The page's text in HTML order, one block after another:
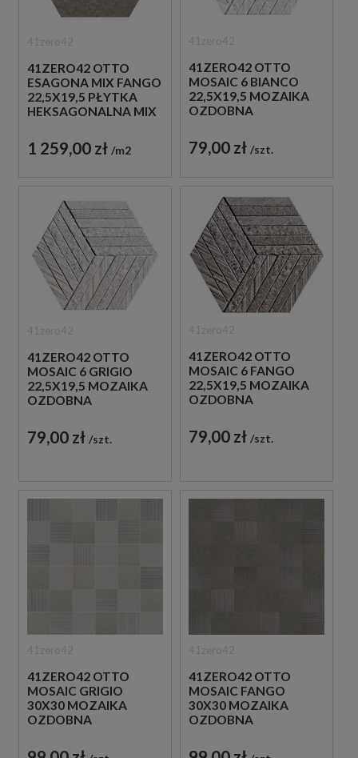
41ZERO42 OTTO
ESAGONA MIX FANGO
22,5X19,5 PŁYTKA
HEKSAGONALNA MIX
1 259,00 zł m2
41ZERO42 OTTO
MOSAIC 6 BIANCO
22,5X19,5 MOZAIKA
OZDOBNA
79,00 zł szt.
41ZERO42 OTTO
MOSAIC 6 GRIGIO
22,5X19,5 MOZAIKA
OZDOBNA
79,00 zł szt.
41ZERO42 OTTO
MOSAIC 6 FANGO
22,5X19,5 MOZAIKA
OZDOBNA
79,00 zł szt.
41ZERO42 OTTO
MOSAIC GRIGIO
30X30 MOZAIKA
OZDOBNA
41ZERO42 OTTO
MOSAIC FANGO
30X30 MOZAIKA
OZDOBNA